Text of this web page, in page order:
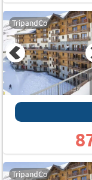
TripandCo
TripandCo